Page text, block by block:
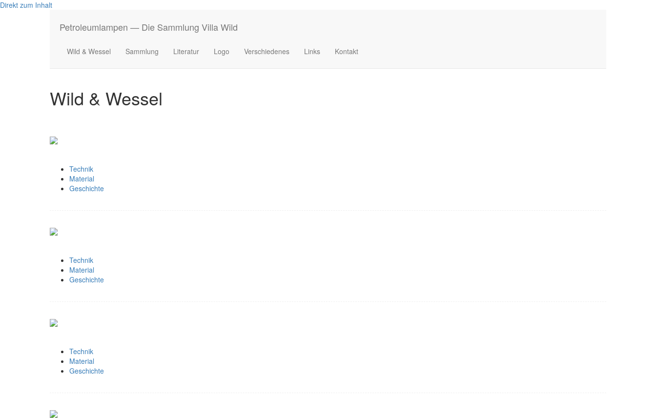
Direkt zum Inhalt
Petroleumlampen — Die Sammlung Villa Wild
Wild & Wessel Sammlung Literatur Logo Verschiedenes Links Kontakt
Wild & Wessel
Technik
Material
Geschichte
Technik
Material
Geschichte
Technik
Material
Geschichte